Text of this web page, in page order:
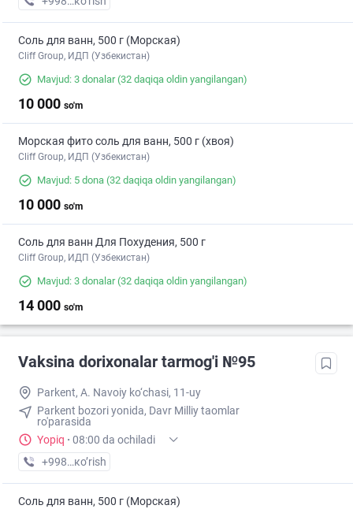
Соль для ванн, 500 г (Морская)
Cliff Group, ИДП (Узбекистан)
Mavjud: 3 donalar(32 daqiqa oldin yangilangan)
10 000 so'm
Морская фито соль для ванн, 500 г (хвоя)
Cliff Group, ИДП (Узбекистан)
Mavjud: 5 dona (32 daqiqa oldin yangilangan)
10 000 so'm
Соль для ванн Для Похудения, 500 г
Cliff Group, ИДП (Узбекистан)
Mavjud: 3 donalar(32 daqiqa oldin yangilangan)
14 000 so'm
Vaksina dorixonalar tarmog'i №95
Parkent, A. Navoiy ko‘chasi, 11-uy
Parkent bozori yonida, Davr Milliy taomlar
ro'parasida
Yopiq · 08:00 da ochiladi
+998 (77) XXX-XX-XX
кo’rish
Соль для ванн, 500 г (Морская)